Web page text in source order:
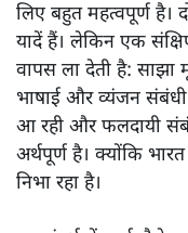
लिए बहुत महत्वपूर्ण
यादें हैं। लेकिन एक
वापस ला देती है: साझा
भाषाई और व्यंजन
आ रही और फलदायी
अर्थपूर्ण है। क्योंकि
निभा रहा है।